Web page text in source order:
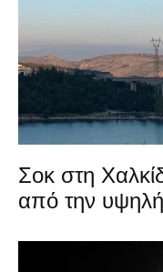
Σοκ στη
από την